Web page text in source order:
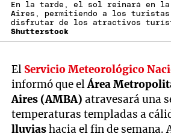
En la tarde, el sol reinará en la
Aires, permitiendo a los turistas
disfrutar de los atractivos
Shutterstock
El Servicio Meteorológico
informó que elÁrea
Aires (AMBA)atravesará una
temperaturas templadas a
lluviashacia el fin de semana.